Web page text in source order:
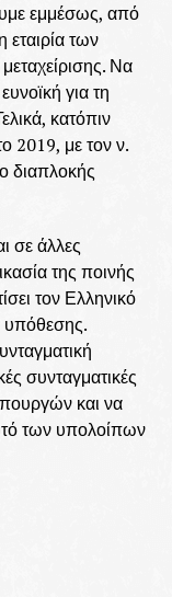
εμμέσως, από
των
Να
για τη
κατόπιν
2019, με τον ν.
διαπλοκής
σε άλλες
της ποινής
τον Ελληνικό
υπόθεσης.
συνταγματικές
και να
των υπολοίπων